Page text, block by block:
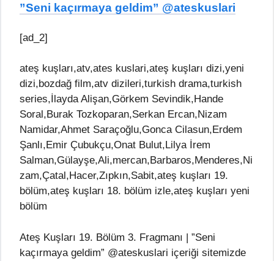
”Seni kaçırmaya geldim” @ateskuslari
[ad_2]
ateş kuşları,atv,ates kuslari,ateş kuşları dizi,yeni
dizi,bozdağ film,atv dizileri,turkish drama,turkish
series,İlayda Alişan,Görkem Sevindik,Hande
Soral,Burak Tozkoparan,Serkan Ercan,Nizam
Namidar,Ahmet Saraçoğlu,Gonca Cilasun,Erdem
Şanlı,Emir Çubukçu,Onat Bulut,Lilya İrem
Salman,Gülayşe,Ali,mercan,Barbaros,Menderes,Ni
zam,Çatal,Hacer,Zıpkın,Sabit,ateş kuşları 19.
bölüm,ateş kuşları 18. bölüm izle,ateş kuşları yeni
bölüm
Ateş Kuşları 19. Bölüm 3. Fragmanı | ”Seni
kaçırmaya geldim” @ateskuslari içeriği sitemizde